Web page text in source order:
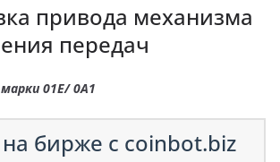
привода механизма
передач
01Е/ 0А1
бирже с coinbot.biz